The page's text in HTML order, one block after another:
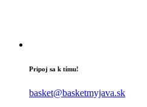
Pripoj sa k tímu!
basket@basketmyjava.sk